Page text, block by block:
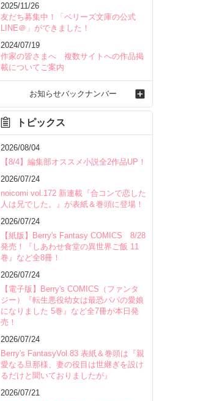
2025/11/26
友だち募集中！「ベリーズ文庫の公式
LINE＠」ができました！
2024/07/19
作家の皆さまへ 複数サイトへの作品掲
載についてご案内
お知らせバックナンバー
トピックス
2026/08/04
【8/4】編集部オススメ小説全2作品UP！
2026/07/24
noicomi vol.172 新連載『合コンで恋した
人は兄でした。』が表紙＆巻頭に登場！
2026/07/24
【紙版】Berry's Fantasy COMICS 8/28
発売！『しあわせ食堂の異世界ご飯 11
巻』など全8冊！
2026/07/24
【電子版】Berry's COMICS（ファンタ
ジー）『転生悪役幼女は最恐パパの愛娘
になりました 5巻』など全7冊が本日発
売！
2026/07/24
Berry's FantasyVol.83 表紙＆巻頭は『親
愛なる旦那様、妻の役目は世継ぎを設け
るだけと聞いておりましたが』
2026/07/21